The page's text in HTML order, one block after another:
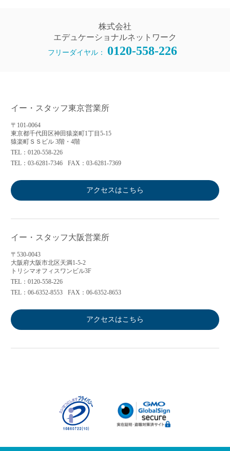
株式会社
エデュケーショナルネットワーク
フリーダイヤル： 0120-558-226
イー・スタッフ東京営業所
〒101-0064
東京都千代田区神田猿楽町1丁目5-15
猿楽町ＳＳビル 3階・4階
TEL：0120-558-226
TEL：03-6281-7346
FAX：03-6281-7369
アクセスはこちら
イー・スタッフ大阪営業所
〒530-0043
大阪府大阪市北区天満1-5-2
トリシマオフィスワンビル3F
TEL：0120-558-226
TEL：06-6352-8553
FAX：06-6352-8653
アクセスはこちら